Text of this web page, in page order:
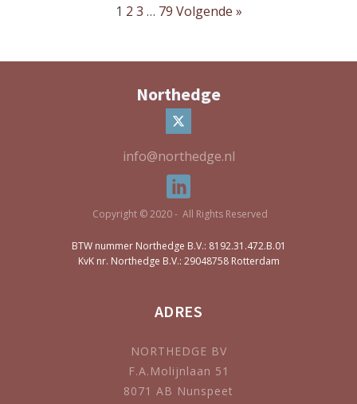
1 2 3 … 79 Volgende »
Northedge
info@northedge.nl
Copyright © 2020 - All Rights Reserved
BTW nummer Northedge B.V.: 8192.31.472.B.01
KvK nr. Northedge B.V.: 29048758 Rotterdam
ADRES
NORTHEDGE BV
F.A.Molijnlaan 51
8071 AB Nunspeet